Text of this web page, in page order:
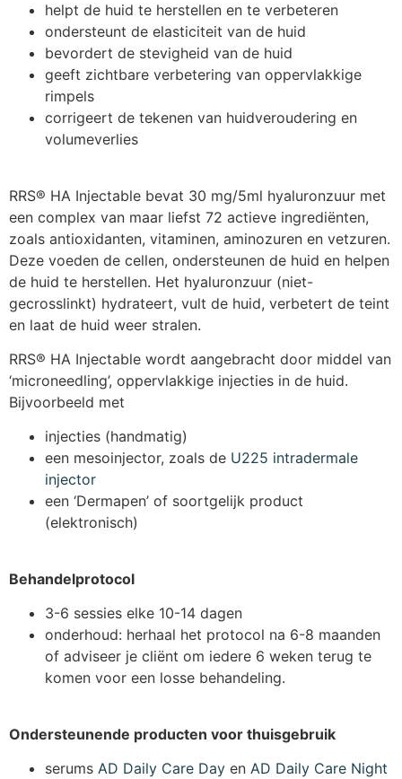
helpt de huid te herstellen en te verbeteren
ondersteunt de elasticiteit van de huid
bevordert de stevigheid van de huid
geeft zichtbare verbetering van oppervlakkige
rimpels
corrigeert de tekenen van huidveroudering en
volumeverlies
RRS® HA Injectable bevat 30 mg/5ml hyaluronzuur met
een complex van maar liefst 72 actieve ingrediënten,
zoals antioxidanten, vitaminen, aminozuren en vetzuren.
Deze voeden de cellen, ondersteunen de huid en helpen
de huid te herstellen. Het hyaluronzuur (niet-
gecrosslinkt) hydrateert, vult de huid, verbetert de teint
en laat de huid weer stralen.
RRS® HA Injectable wordt aangebracht door middel van
‘microneedling’, oppervlakkige injecties in de huid.
Bijvoorbeeld met
injecties (handmatig)
een mesoinjector, zoals de U225 intradermale
injector
een ‘Dermapen’ of soortgelijk product
(elektronisch)
Behandelprotocol
3-6 sessies elke 10-14 dagen
onderhoud: herhaal het protocol na 6-8 maanden
of adviseer je cliënt om iedere 6 weken terug te
komen voor een losse behandeling.
Ondersteunende producten voor thuisgebruik
serums AD Daily Care Day en AD Daily Care Night